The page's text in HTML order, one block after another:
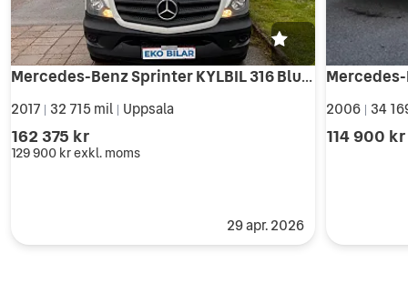
Mercedes-Benz Sprinter KYLBIL 316 BlueTEC Chassi Enkelhytt 7G-Tronic Euro 6
2017 32 715 mil Uppsala
162 375 kr
129 900 krexkl. moms
29 apr. 2026
2006 34
114 900 kr